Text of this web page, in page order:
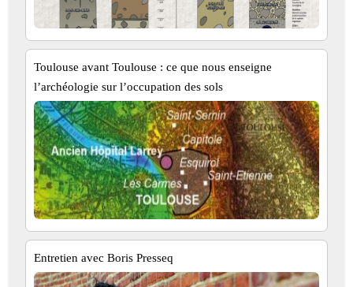
Toulouse avant Toulouse : ce que nous enseigne
l’archéologie sur l’occupation des sols
Entretien avec Boris Presseq